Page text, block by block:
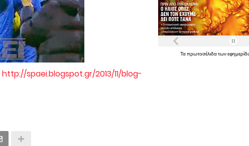
http://spaei.blogspot.gr/2013/11/blog-
Ταπρωτοσέλιδατων